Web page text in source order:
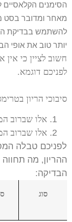
הסימנים הקלאסיים
מאחר ומדובר בסט
להשתמש בבדיקת
יותר טוב את אופי
חשוב לציין כי
לפניכם דוגמא.
סיבוכי הריון
אלו שברוב
אלו שברוב
לפניכם טבלה
ההריון, מה
הבדיקה:
סוג